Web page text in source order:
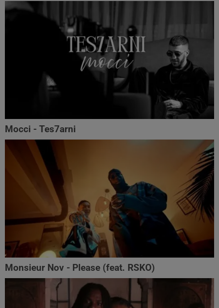
Mocci - Tes7arni
Monsieur Nov‬ - Please (feat. RSKO)